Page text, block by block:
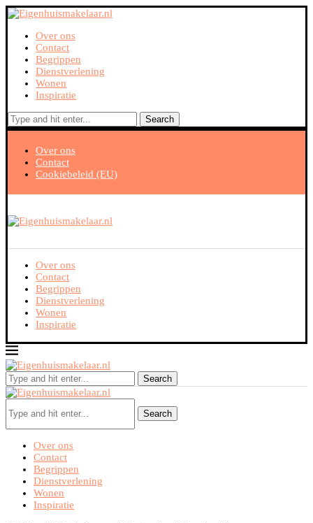
Over ons
Contact
Begrippen
Dienstverlening
Wonen
Inspiratie
Search
Over ons
Contact
Cookiebeleid (EU)
Over ons
Contact
Begrippen
Dienstverlening
Wonen
Inspiratie
Search
Search
Over ons
Contact
Begrippen
Dienstverlening
Wonen
Inspiratie